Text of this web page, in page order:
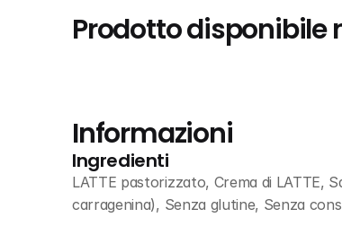
Prodotto disponibile
Informazioni
Ingredienti
LATTE pastorizzato, Crema di LATTE,
carragenina), Senza glutine, Senza